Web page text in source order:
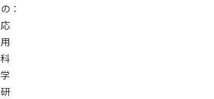
の：
応
用
科
学
研